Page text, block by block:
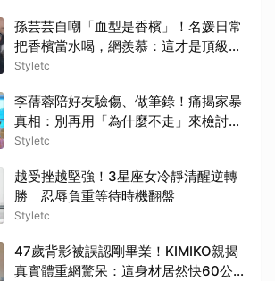
孫芸芸自嘲「血型是香檳」！名媛日常
把香檳當水喝，網羨慕：這才是頂級生
活
Styletc
李蒨蓉陪好友驗傷、做筆錄！痛揭家暴
真相：別再用「為什麼不走」來檢討受
害者
Styletc
越受挫越堅強！3星座女冷靜清醒逆轉
勝 忍辱負重等待時機翻盤
Styletc
47歲背影被誤認剛畢業！KIMIKO親揭
真實體重網驚呆：這身材居然快60公